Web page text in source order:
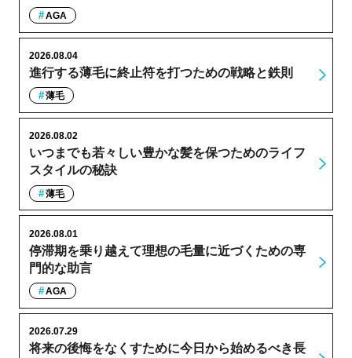
AGA
進行する薄毛に終止符を打つための戦略と鉄則
2026.08.04
薄毛
いつまでも若々しい豊かな髪を保つためのライフ
スタイルの秘訣
2026.08.02
薄毛
停滞期を乗り越えて理想の毛量に近づくための専
門的な助言
2026.08.01
AGA
将来の後悔をなくすために今日から始めるべき長
2026.07.29